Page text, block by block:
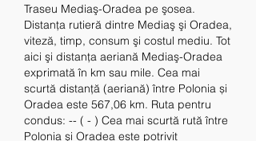
Traseu Mediaş-Oradea pe şosea.
Distanţa rutieră dintre Mediaş şi Oradea,
viteză, timp, consum şi costul mediu. Tot
aici şi distanţa aeriană Mediaş-Oradea
exprimată în km sau mile. Cea mai
scurtă distanță (aeriană) între Polonia și
Oradea este 567,06 km. Ruta pentru
condus: -- ( - ) Cea mai scurtă rută între
Polonia și Oradea este potrivit